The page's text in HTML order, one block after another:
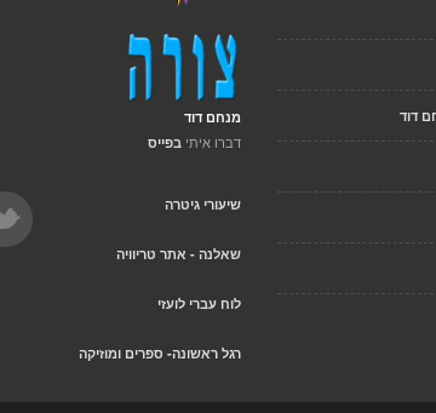
מנחם דוד
דברו איתי בפייס
שיעורי גיטרה
שאלנה - אתר טריוויה
לוח עברי לועזי
רגל ראשונה- ספרים ומוזיקה
דוד